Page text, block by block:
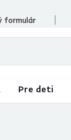
formulár
Pre deti